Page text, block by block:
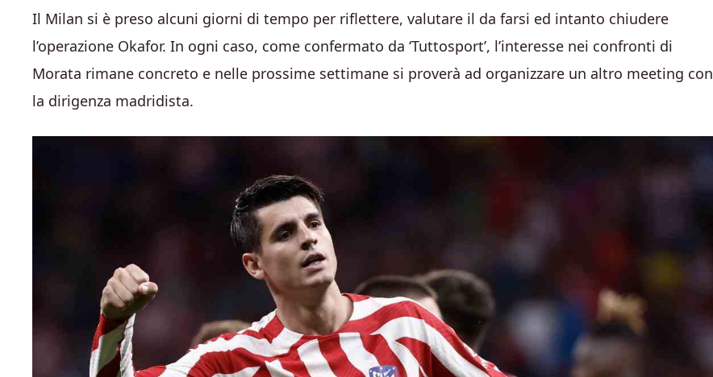
Il Milan si è preso alcuni giorni di tempo per riflettere, valutare il da farsi ed intanto chiudere
l’operazione Okafor. In ogni caso, come confermato da ‘Tuttosport’, l’interesse nei confronti di
Morata rimane concreto e nelle prossime settimane si proverà ad organizzare un altro meeting con
la dirigenza madridista.